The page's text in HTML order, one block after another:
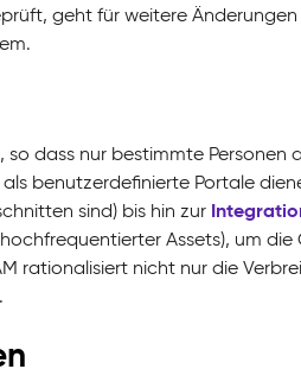
geht für weitere
dass nur bestimmte Personen
benutzerdefinierte Portale
sind) bis hin zur
Assets), um
rationalisiert nicht nur die